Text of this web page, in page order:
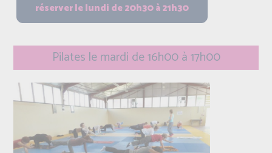
Pilates le mardi de 16h00 à 17h00